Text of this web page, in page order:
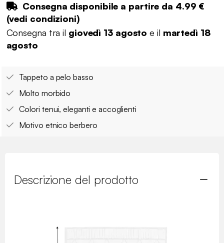
Consegna disponibile a partire da 4.99 €
(vedi condizioni)
Consegna tra il giovedì 13 agosto e il martedì 18
agosto
Tappeto a pelo basso
Molto morbido
Colori tenui, eleganti e accoglienti
Motivo etnico berbero
Descrizione del prodotto